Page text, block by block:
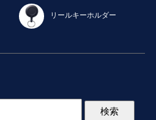
リールキーホルダー